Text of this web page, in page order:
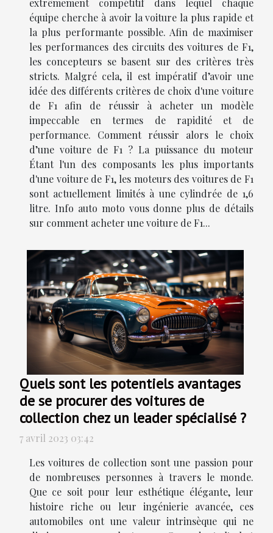
extrêmement compétitif dans lequel chaque
équipe cherche à avoir la voiture la plus rapide et
la plus performante possible. Afin de maximiser
les performances des circuits des voitures de F1,
les concepteurs se basent sur des critères très
stricts. Malgré cela, il est impératif d’avoir une
idée des différents critères de choix d'une voiture
de F1 afin de réussir à acheter un modèle
impeccable en termes de rapidité et de
performance. Comment réussir alors le choix
d’une voiture de F1 ? La puissance du moteur
Étant l'un des composants les plus importants
d'une voiture de F1, les moteurs des voitures de F1
sont actuellement limités à une cylindrée de 1,6
litre. Info auto moto vous donne plus de détails
sur comment acheter une voiture de F1...
Quels sont les potentiels avantages
de se procurer des voitures de
collection chez un leader spécialisé ?
7 avril 2023 03:42
Les voitures de collection sont une passion pour
de nombreuses personnes à travers le monde.
Que ce soit pour leur esthétique élégante, leur
histoire riche ou leur ingénierie avancée, ces
automobiles ont une valeur intrinsèque qui ne